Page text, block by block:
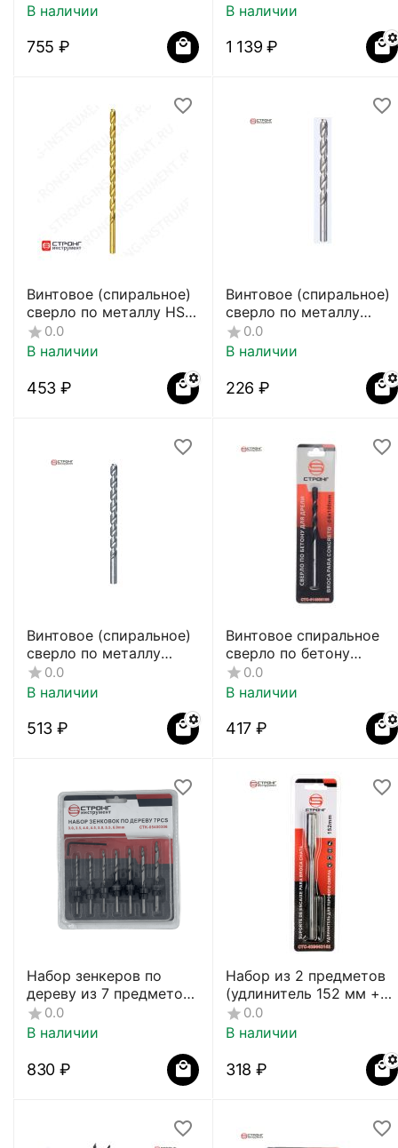
В наличии
‍755‍ ₽
В наличии
1 139 ₽
Винтовое (спиральное)
сверло по металлу HSS
СТС-020
0.0
В наличии
‍453‍ ₽
Винтовое (спиральное)
сверло по металлу
СТС-017
0.0
В наличии
‍226‍ ₽
Винтовое (спиральное)
сверло по металлу
СТС-032
0.0
В наличии
‍513‍ ₽
Винтовое спиральное
сверло по бетону
СТС-014
0.0
В наличии
‍417‍ ₽
Набор зенкеров по
дереву из 7 предметов
СТК-05400306
0.0
В наличии
‍830‍ ₽
Набор из 2 предметов
(удлинитель 152 мм +
ключ шестигранный),
СTC-029
0.0
В наличии
‍318‍ ₽